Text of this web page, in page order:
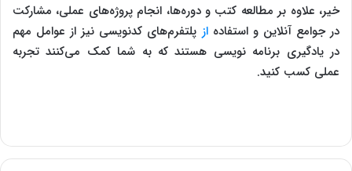
خیر، علاوه بر مطالعه کتب و دوره‌ها، انجام پروژه‌های عملی، مشارکت
در جوامع آنلاین و استفادهاز پلتفرم‌های کدنویسی نیز از عوامل مهم
در یادگیری برنامه‌ نویسی هستند که به شما کمک می‌کنند تجربه
عملی کسب کنید.